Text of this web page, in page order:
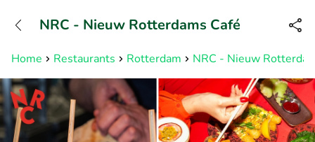
Bereikbaar tot 23:00 uur
Home Restaurants Rotterdam NRC - Nieuw
NRC - Nieuw Rotterdams Café